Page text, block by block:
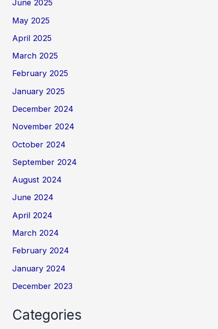
June 2025
May 2025
April 2025
March 2025
February 2025
January 2025
December 2024
November 2024
October 2024
September 2024
August 2024
June 2024
April 2024
March 2024
February 2024
January 2024
December 2023
Categories